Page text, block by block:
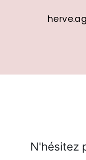
N'hésitez